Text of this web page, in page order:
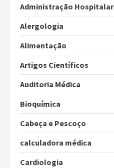
Administração Hospitalar
Alergologia
Alimentação
Artigos Científicos
Auditoria Médica
Bioquímica
Cabeça e Pescoço
calculadora médica
Cardiologia